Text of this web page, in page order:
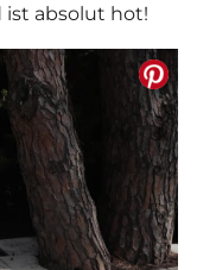
ist absolut hot!